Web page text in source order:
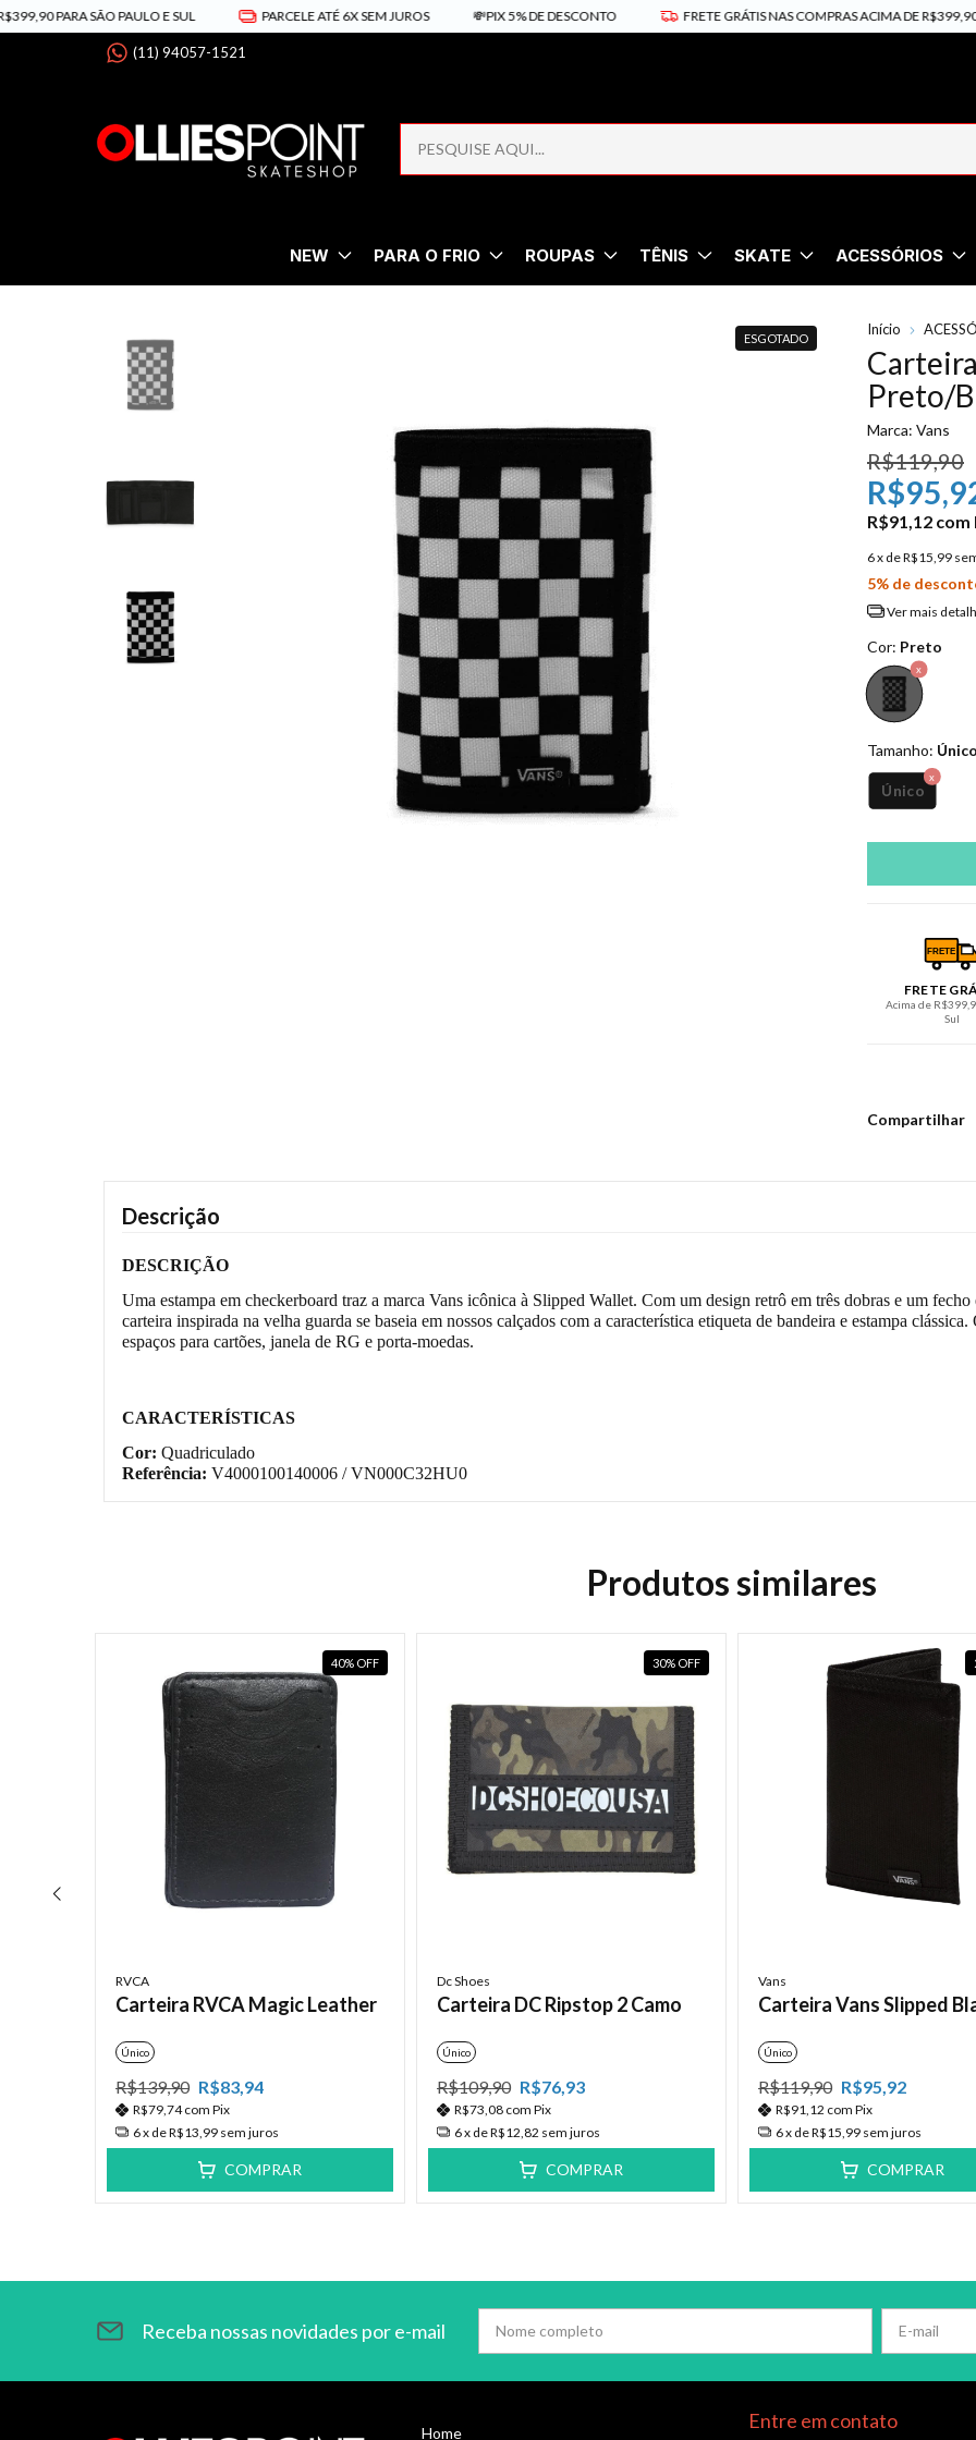
PARA SÃO PAULO E SUL PARCELE ATÉ 6X SEM JUROS 💸PIX 5% DE DESCONTO FRETE GRÁTIS NAS COMPRAS ACIMA DE R$399,90
(11) 94057-1521
NEW PARA O FRIO ROUPAS TÊNIS SKATE ACESSÓRIOS
ESGOTADO
Início
Preto/
Marca: Vans
R$119,90
R$91,12 com
6x deR$15,99
5% de
Ver mais
Cor: Preto
Tamanho: Único
Único
FRETE
FRETE
Acima de
Sul
Compartilhar
Descrição
DESCRIÇÃO
Uma estampa em checkerboard traz a marca Vans icônica à Slipped Wallet. Com um design retrô em três dobras e um
carteira inspirada na velha guarda se baseia em nossos calçados com a característica etiqueta de bandeira e estampa
espaços para cartões, janela de RG e porta-moedas.
CARACTERÍSTICAS
Cor: Quadriculado
Referência: V4000100140006 / VN000C32HU0
Produtos similares
40% OFF
RVCA
Carteira RVCA Magic Leather
Único
R$139,90 R$83,94
R$79,74com Pix
6x deR$13,99 sem juros
COMPRAR
30% OFF
Dc Shoes
Carteira DC Ripstop 2 Camo
Único
R$109,90 R$76,93
R$73,08 com Pix
6x deR$12,82 sem juros
COMPRAR
Vans
Carteira Vans Slipped
Único
R$119,90 R$95,92
R$91,12 com Pix
6x deR$15,99 sem juros
COMPRAR
Receba nossas novidades por e-mail
Home
Entre em contato